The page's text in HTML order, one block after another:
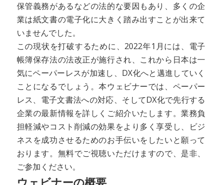
保管義務があるなどの法的な要因もあり、多くの企
業は紙文書の電子化に大きく踏み出すことが出来て
いませんでした。
この現状を打破するために、2022年1月には、電子
帳簿保存法の法改正が施行され、これから日本は一
気にペーパーレスが加速し、DX化へと邁進していく
ことになるでしょう。本ウェビナーでは、ペーパー
レス、電子文書法への対応、そしてDX化で先行する
企業の最新情報を詳しくご紹介いたします。業務負
担軽減やコスト削減の効果をより多く享受し、ビジ
ネスを成功させるためのお手伝いをしたいと願って
おります。無料でご視聴いただけますので、是非、
ご参加ください。